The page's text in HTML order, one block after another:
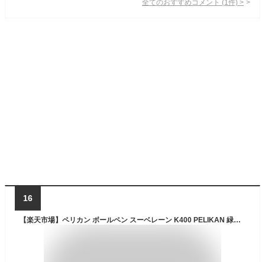
全てのおすすめコメント (1 件) >
16
【楽天市場】ペリカン ボールペン スーベレーン K400 PELIKAN 緑縞 ワイトトータス ブルー縞 ボルドー 黒 名前入り 1本から 名前入りボールペン クリスマス プレゼント 男性 高級ボールペン おしゃれ かっこいい ペリカンボールペン：万年筆・ボールペンのペンハウス